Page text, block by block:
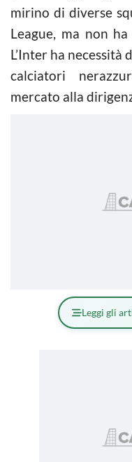
mirino di diverse
League, ma non
L’Inter ha
calciatori
mercato alla
Leggi gli